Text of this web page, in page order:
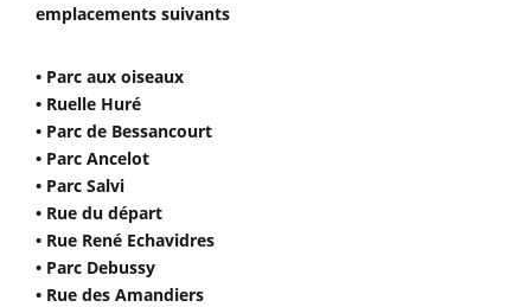
emplacements suivants
• Parc aux oiseaux
• Ruelle Huré
• Parc de Bessancourt
• Parc Ancelot
• Parc Salvi
• Rue du départ
• Rue René Echavidres
• Parc Debussy
• Rue des Amandiers